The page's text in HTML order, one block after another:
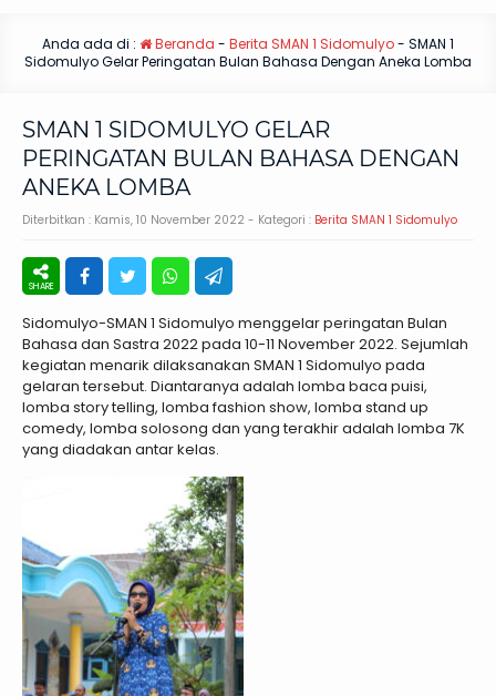
Anda ada di : Beranda - Berita SMAN 1 Sidomulyo- SMAN 1
Sidomulyo Gelar Peringatan Bulan Bahasa Dengan Aneka Lomba
SMAN 1 SIDOMULYO GELAR
PERINGATAN BULAN BAHASA DENGAN
ANEKA LOMBA
Diterbitkan : Kamis, 10 November 2022 - Kategori : Berita SMAN 1 Sidomulyo
Sidomulyo-SMAN 1 Sidomulyo menggelar peringatan Bulan
Bahasa dan Sastra 2022 pada 10-11 November 2022. Sejumlah
kegiatan menarik dilaksanakan SMAN 1 Sidomulyo pada
gelaran tersebut. Diantaranya adalah lomba baca puisi,
lomba story telling, lomba fashion show, lomba stand up
comedy, lomba solosong dan yang terakhir adalah lomba 7K
yang diadakan antar kelas.